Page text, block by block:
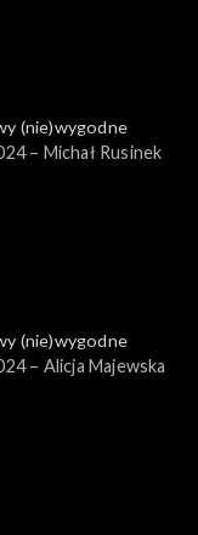
(nie)wygodne
– Michał Rusinek
(nie)wygodne
– Alicja Majewska